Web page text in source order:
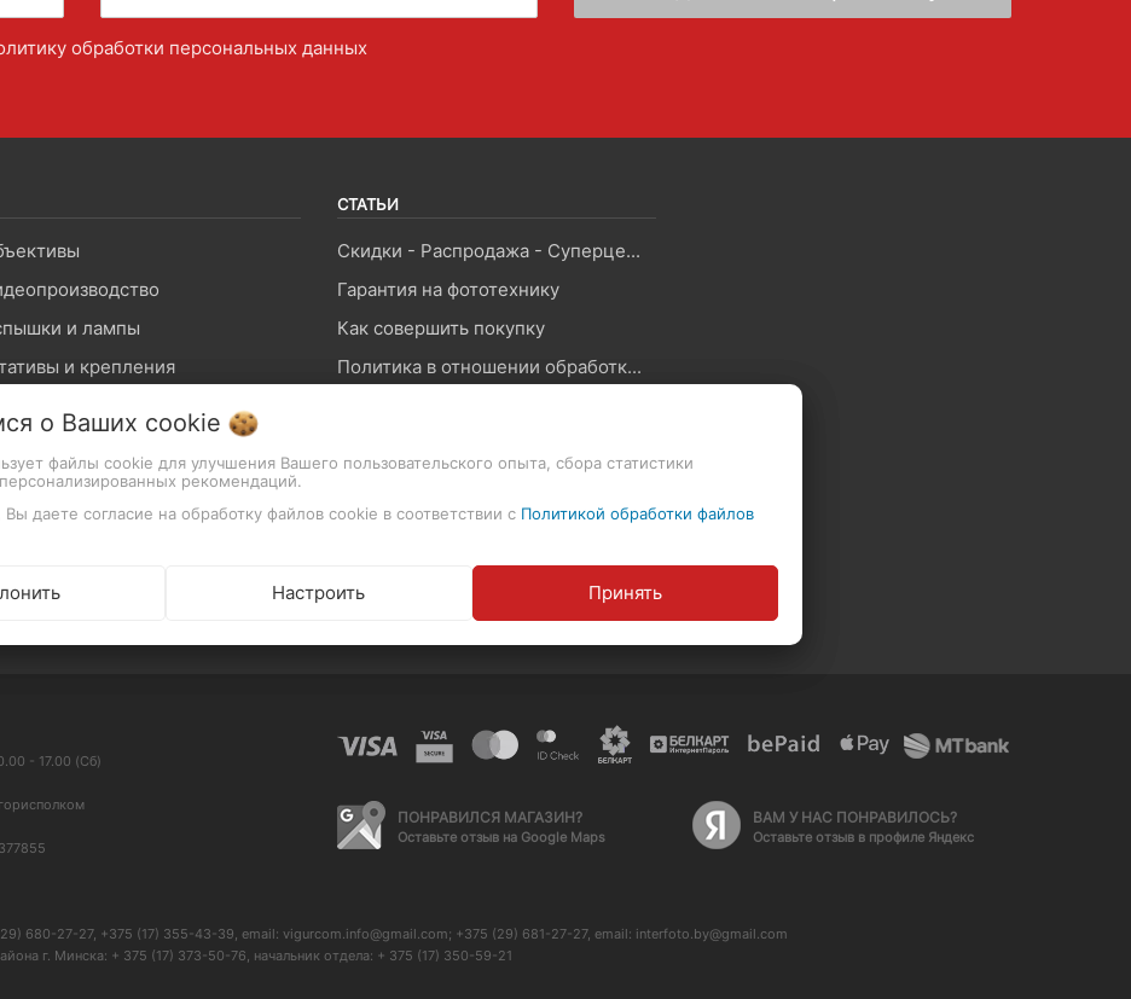
обработки персональных данных
и лампы
и крепления
приборы
для очистки
СТАТЬИ
Скидки - Распродажа - Суперцены
Гарантия на фототехнику
Как совершить покупку
Политика в отношении обработки файлов Cookie
Политика обработки персональных данных
Пользовательское соглашение
- 17.00 (Сб)
ПОНРАВИЛСЯ МАГАЗИН?
Оставьте отзыв на Google Maps
ВАМ У НАС ПОНРАВИЛОСЬ?
Оставьте отзыв в профиле Яндекс
680-27-27, +375 (17) 355-43-39, email: vigurcom.info@gmail.com; +375 (29) 681-27-27, email: interfoto.by@gmail.com
г. Минска: + 375 (17) 373-50-76, начальник отдела: + 375 (17) 350-59-21
о Ваших cookie
файлы cookie для улучшения Вашего пользовательского опыта, сбора статистики
рекомендаций.
даете согласие на обработку файлов cookie в соответствии с Политикой обработки файлов
Настроить Принять